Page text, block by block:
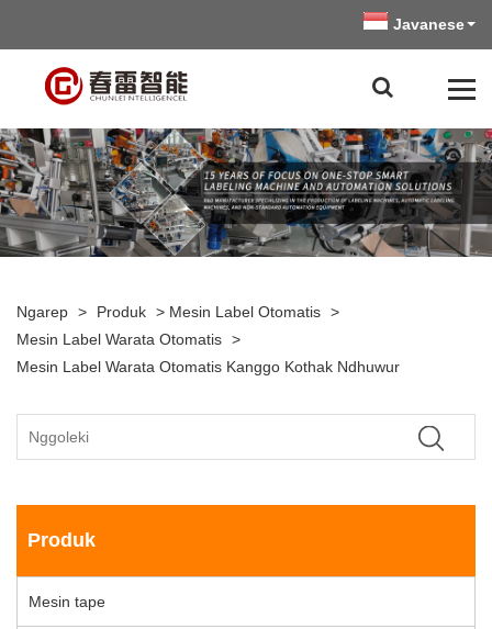
Javanese
Ngarep > Produk > Mesin Label Otomatis >
Mesin Label Warata Otomatis >
Mesin Label Warata Otomatis Kanggo Kothak Ndhuwur
Produk
Mesin tape